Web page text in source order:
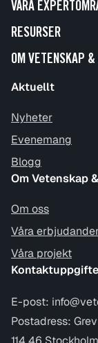
VÅRA
RESURSER
OM VETENSKAP &
Aktuellt
Nyheter
Evenemang
Blogg
Om Vetenskap
Om oss
Våra
Våra projekt
E-post:
Postadress: